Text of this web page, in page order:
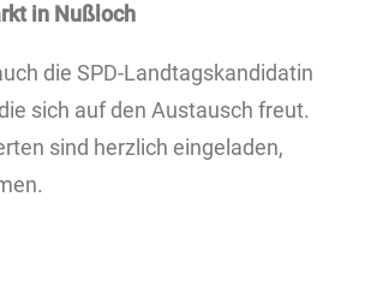
in Nußloch
die SPD-Landtagskandidatin
sich auf den Austausch freut.
sind herzlich eingeladen,